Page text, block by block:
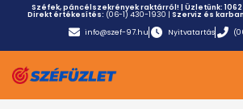
Széfek, páncélszekrények raktárról! | Üzletünk:
Direkt értékesítés: (06-1) 430-1930 | Szerviz és
info@szef-97.hu
Nyitvatartás